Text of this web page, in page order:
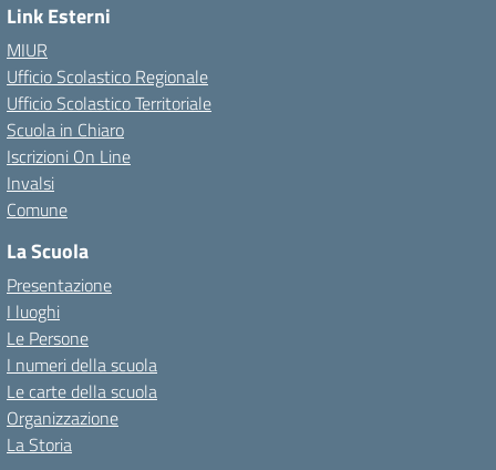
Link Esterni
MIUR
Ufficio Scolastico Regionale
Ufficio Scolastico Territoriale
Scuola in Chiaro
Iscrizioni On Line
Invalsi
Comune
La Scuola
Presentazione
I luoghi
Le Persone
I numeri della scuola
Le carte della scuola
Organizzazione
La Storia